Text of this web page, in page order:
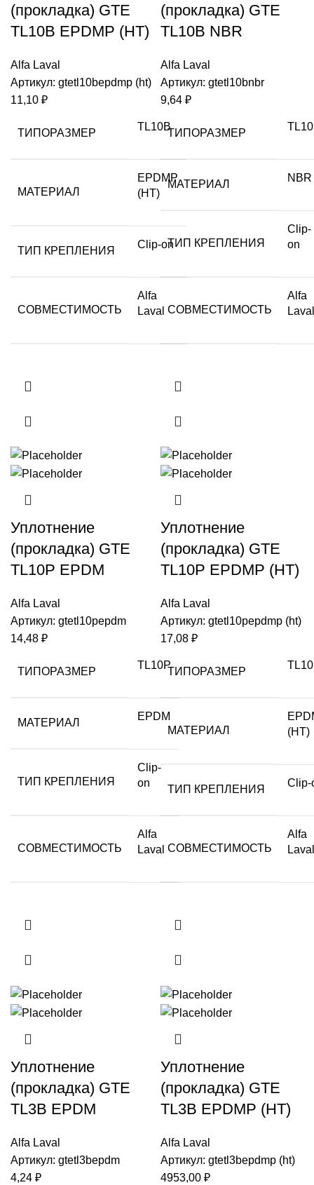
(прокладка) GTE
TL10B EPDMP (HT)
Alfa Laval
Артикул: gtetl10bepdmp (ht)
11,10 ₽
ТИПОРАЗМЕР
TL10B
МАТЕРИАЛ
EPDMP
(HT)
ТИП КРЕПЛЕНИЯ
Clip-on
СОВМЕСТИМОСТЬ
Alfa
Laval
(прокладка) GTE
TL10B NBR
Alfa Laval
Артикул: gtetl10bnbr
9,64 ₽
ТИПОРАЗМЕР
МАТЕРИАЛ
NBR
ТИП КРЕПЛЕНИЯ
Clip-
on
СОВМЕСТИМОСТЬ
Alfa
Laval
Уплотнение
(прокладка) GTE
TL10P EPDM
Alfa Laval
Артикул: gtetl10pepdm
14,48 ₽
ТИПОРАЗМЕР
TL10P
МАТЕРИАЛ
EPDM
ТИП КРЕПЛЕНИЯ
Clip-
on
СОВМЕСТИМОСТЬ
Alfa
Laval
Уплотнение
(прокладка) GTE
TL10P EPDMP (HT)
Alfa Laval
Артикул: gtetl10pepdmp (ht)
17,08 ₽
ТИПОРАЗМЕР
МАТЕРИАЛ
(HT)
ТИП КРЕПЛЕНИЯ
Clip-
СОВМЕСТИМОСТЬ
Alfa
Laval
Уплотнение
(прокладка) GTE
TL3B EPDM
Alfa Laval
Артикул: gtetl3bepdm
4,24 ₽
Уплотнение
(прокладка) GTE
TL3B EPDMP (HT)
Alfa Laval
Артикул: gtetl3bepdmp (ht)
4953,00 ₽